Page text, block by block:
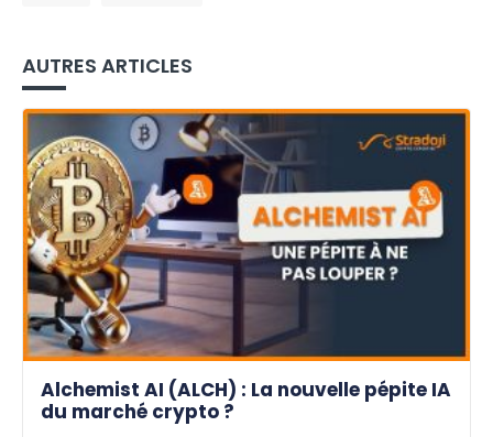
AUTRES ARTICLES
Alchemist AI (ALCH) : La nouvelle pépite IA
du marché crypto ?